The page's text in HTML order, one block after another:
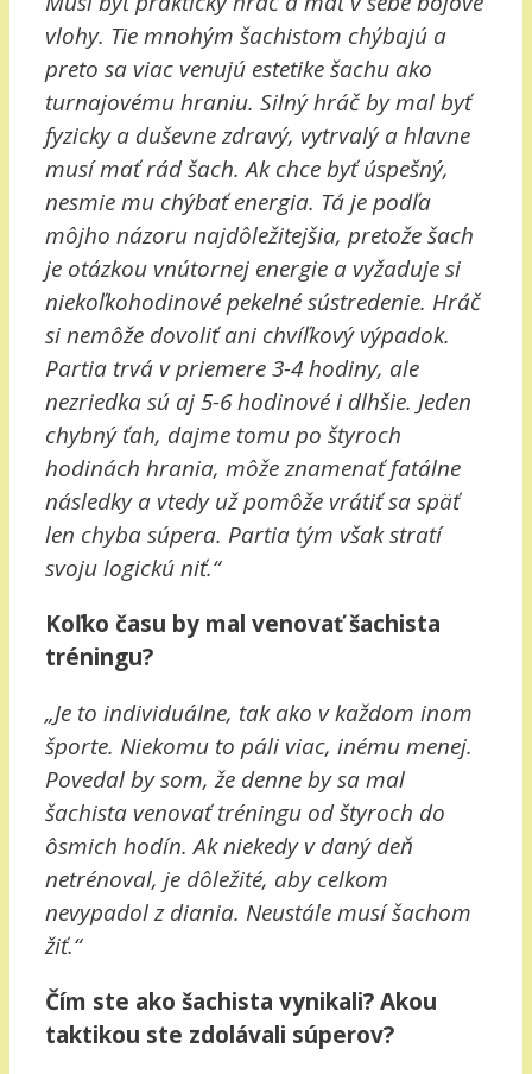
vlohy. Tie mnohým šachistom chýbajú a
preto sa viac venujú estetike šachu ako
turnajovému hraniu. Silný hráč by mal byť
fyzicky a duševne zdravý, vytrvalý a hlavne
musí mať rád šach. Ak chce byť úspešný,
nesmie mu chýbať energia. Tá je podľa
môjho názoru najdôležitejšia, pretože šach
je otázkou vnútornej energie a vyžaduje si
niekoľkohodinové pekelné sústredenie. Hráč
si nemôže dovoliť ani chvíľkový výpadok.
Partia trvá v priemere 3-4 hodiny, ale
nezriedka sú aj 5-6 hodinové i dlhšie. Jeden
chybný ťah, dajme tomu po štyroch
hodinách hrania, môže znamenať fatálne
následky a vtedy už pomôže vrátiť sa späť
len chyba súpera. Partia tým však stratí
svoju logickú niť.“
Koľko času by mal venovať šachista
tréningu?
„Je to individuálne, tak ako v každom inom
športe. Niekomu to páli viac, inému menej.
Povedal by som, že denne by sa mal
šachista venovať tréningu od štyroch do
ôsmich hodín. Ak niekedy v daný deň
netrénoval, je dôležité, aby celkom
nevypadol z diania. Neustále musí šachom
žiť.“
Čím ste ako šachista vynikali? Akou
taktikou ste zdolávali súperov?